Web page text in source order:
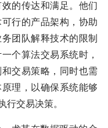
的传达和满足。他们
行的产品架构，协助
团队解释技术的限制
个算法交易系统时，
交易策略，同时也需
理，以确保系统能够
行交易决策。